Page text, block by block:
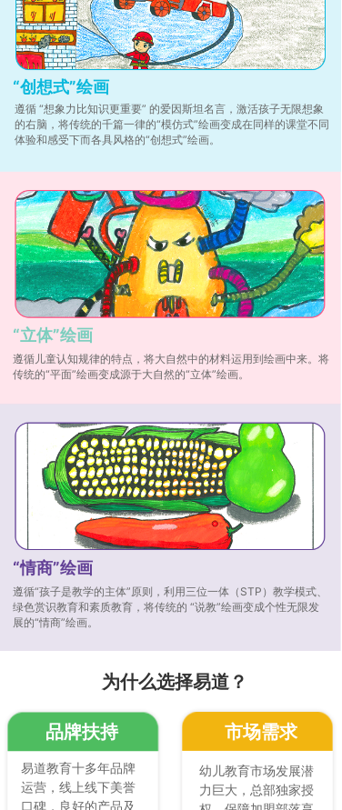
“创想式”绘画
遵循 “想象力比知识更重要” 的爱因斯坦名言，激活孩子无限想象
的右脑，将传统的千篇一律的“模仿式”绘画变成在同样的课堂不同
体验和感受下而各具风格的“创想式”绘画。
“立体”绘画
遵循儿童认知规律的特点，将大自然中的材料运用到绘画中来。将
传统的“平面”绘画变成源于大自然的“立体”绘画。
“情商”绘画
遵循“孩子是教学的主体”原则，利用三位一体（STP）教学模式、
绿色赏识教育和素质教育，将传统的 “说教”绘画变成个性无限发
展的“情商”绘画。
为什么选择易道？
品牌扶持 市场需求
易道教育十多年品牌
运营，线上线下美誉
口碑，良好的产品及
幼儿教育市场发展潜
力巨大，总部独家授